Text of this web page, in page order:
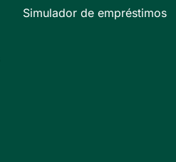
Simulador de empréstimos